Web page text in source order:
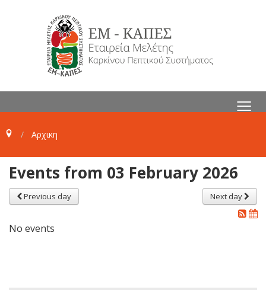
≡
Αρχικη
Events from 03 February 2026
Previous day Next day
No events